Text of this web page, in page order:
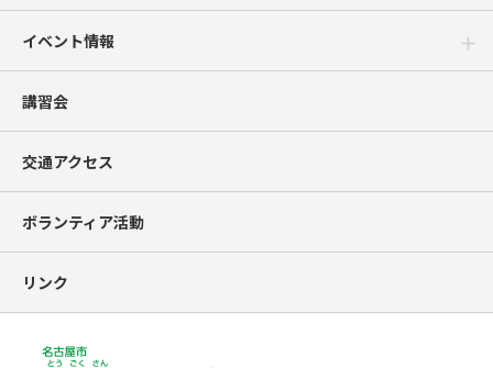
イベント情報
講習会
交通アクセス
ボランティア活動
リンク